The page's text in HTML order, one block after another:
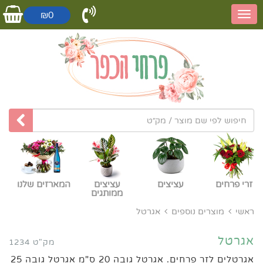
₪0
זרי פרחים עציצים
עציצים
ממותגים
המארזים שלנו
ראשי מוצרים נוספים אגרטל
אגרטל מק"ט 1234
אגרטלים לזר פרחים. אגרטל גובה 20 ס"מ אגרטל גובה 25